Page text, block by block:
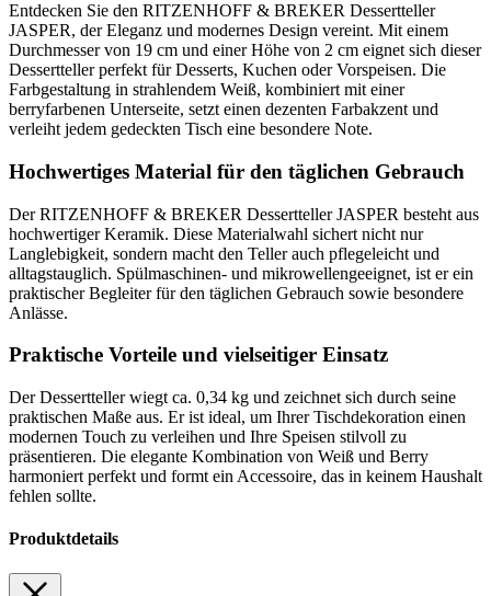
Entdecken Sie den RITZENHOFF & BREKER Dessertteller
JASPER, der Eleganz und modernes Design vereint. Mit einem
Durchmesser von 19 cm und einer Höhe von 2 cm eignet sich dieser
Dessertteller perfekt für Desserts, Kuchen oder Vorspeisen. Die
Farbgestaltung in strahlendem Weiß, kombiniert mit einer
berryfarbenen Unterseite, setzt einen dezenten Farbakzent und
verleiht jedem gedeckten Tisch eine besondere Note.
Hochwertiges Material für den täglichen Gebrauch
Der RITZENHOFF & BREKER Dessertteller JASPER besteht aus
hochwertiger Keramik. Diese Materialwahl sichert nicht nur
Langlebigkeit, sondern macht den Teller auch pflegeleicht und
alltagstauglich. Spülmaschinen- und mikrowellengeeignet, ist er ein
praktischer Begleiter für den täglichen Gebrauch sowie besondere
Anlässe.
Praktische Vorteile und vielseitiger Einsatz
Der Dessertteller wiegt ca. 0,34 kg und zeichnet sich durch seine
praktischen Maße aus. Er ist ideal, um Ihrer Tischdekoration einen
modernen Touch zu verleihen und Ihre Speisen stilvoll zu
präsentieren. Die elegante Kombination von Weiß und Berry
harmoniert perfekt und formt ein Accessoire, das in keinem Haushalt
fehlen sollte.
Produktdetails